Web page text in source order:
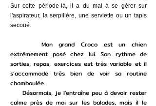
Sur cette période-là, il a du mal à se gérer sur
l'aspirateur, la serpillère, une serviette ou un tapis
secoué.
Mon grand Croco est un chien
extrêmement posé chez lui. Son rythme de
sorties, repas, exercices est très variable et il
s’accommode très bien de voir sa routine
chamboulée.
Désormais, je l'entraîne peu à devoir rester
calme près de moi sur les balades, mais il le